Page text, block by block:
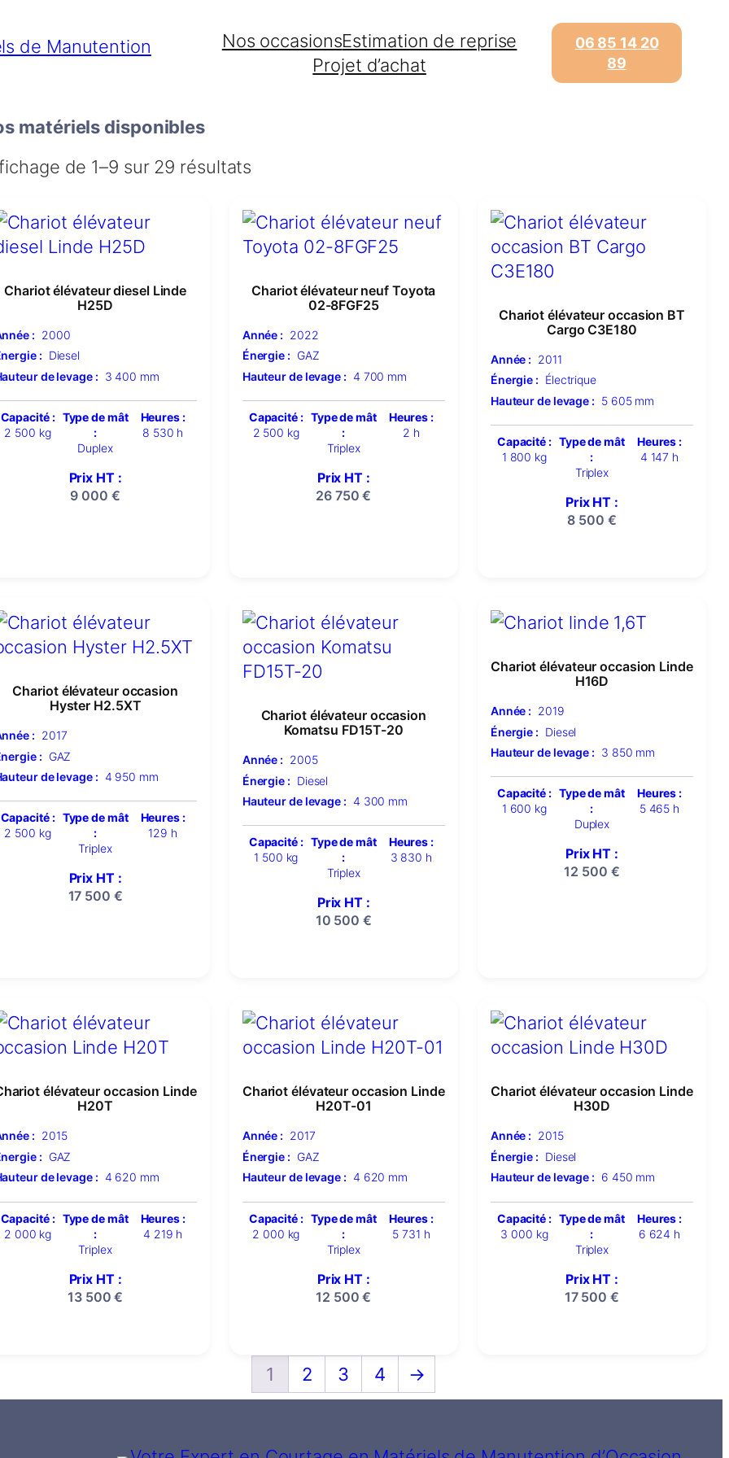
Nos occasionsEstimation de reprise
Projet d’achat
06 85 14 20
89
matériels disponibles
de 1–9 sur 29 résultats
Chariot élévateur diesel Linde
H25D
: 2000
: Diesel
de levage : 3 400 mm
Capacité :
2 500 kg
Type de mât
:
Duplex
Heures :
8 530 h
Prix HT :
9 000 €
Chariot élévateur neuf Toyota
02-8FGF25
Année : 2022
Énergie : GAZ
Hauteur de levage : 4 700 mm
Capacité :
2 500 kg
Type de mât
:
Triplex
Heures :
2 h
Prix HT :
26 750€
Chariot élévateur occasion BT
Cargo C3E180
Année : 2011
Énergie : Électrique
Hauteur de levage : 5 605 mm
Capacité :
1 800 kg
Type de mât
:
Triplex
Heures :
4 147 h
Prix HT :
8 500 €
Chariot élévateur occasion
Hyster H2.5XT
: 2017
: GAZ
de levage : 4 950 mm
Capacité :
2 500 kg
Type de mât
:
Triplex
Heures :
129 h
Prix HT :
17 500 €
Chariot élévateur occasion
Komatsu FD15T-20
Année : 2005
Énergie : Diesel
Hauteur de levage : 4 300 mm
Capacité :
1 500 kg
Type de mât
:
Triplex
Heures :
3 830 h
Prix HT :
10 500 €
Chariot élévateur occasion Linde
H16D
Année : 2019
Énergie : Diesel
Hauteur de levage : 3 850 mm
Capacité :
1 600 kg
Type de mât
:
Duplex
Heures :
5 465 h
Prix HT :
12 500 €
élévateur occasion Linde
H20T
: 2015
: GAZ
de levage : 4 620 mm
Capacité :
2 000 kg
Type de mât
:
Triplex
Heures :
4 219 h
Prix HT :
13 500€
Chariot élévateur occasion Linde
H20T-01
Année : 2017
Énergie : GAZ
Hauteur de levage : 4 620 mm
Capacité :
2 000 kg
Type de mât
:
Triplex
Heures :
5 731 h
Prix HT :
12 500€
Chariot élévateur occasion Linde
H30D
Année : 2015
Énergie : Diesel
Hauteur de levage : 6 450 mm
Capacité :
3 000 kg
Type de mât
:
Triplex
Heures :
6 624 h
Prix HT :
17 500€
1 2 3 4 →